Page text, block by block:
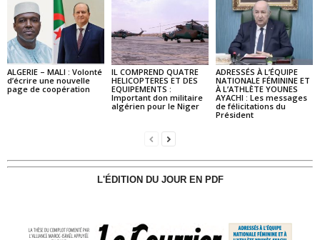
ALGERIE – MALI : Volonté
d’écrire une nouvelle
page de coopération
IL COMPREND QUATRE
HELICOPTERES ET DES
EQUIPEMENTS :
Important don militaire
algérien pour le Niger
ADRESSÉS À L’ÉQUIPE
NATIONALE FÉMININE ET
À L’ATHLÈTE YOUNES
AYACHI : Les messages
de félicitations du
Président
L'ÉDITION DU JOUR EN PDF